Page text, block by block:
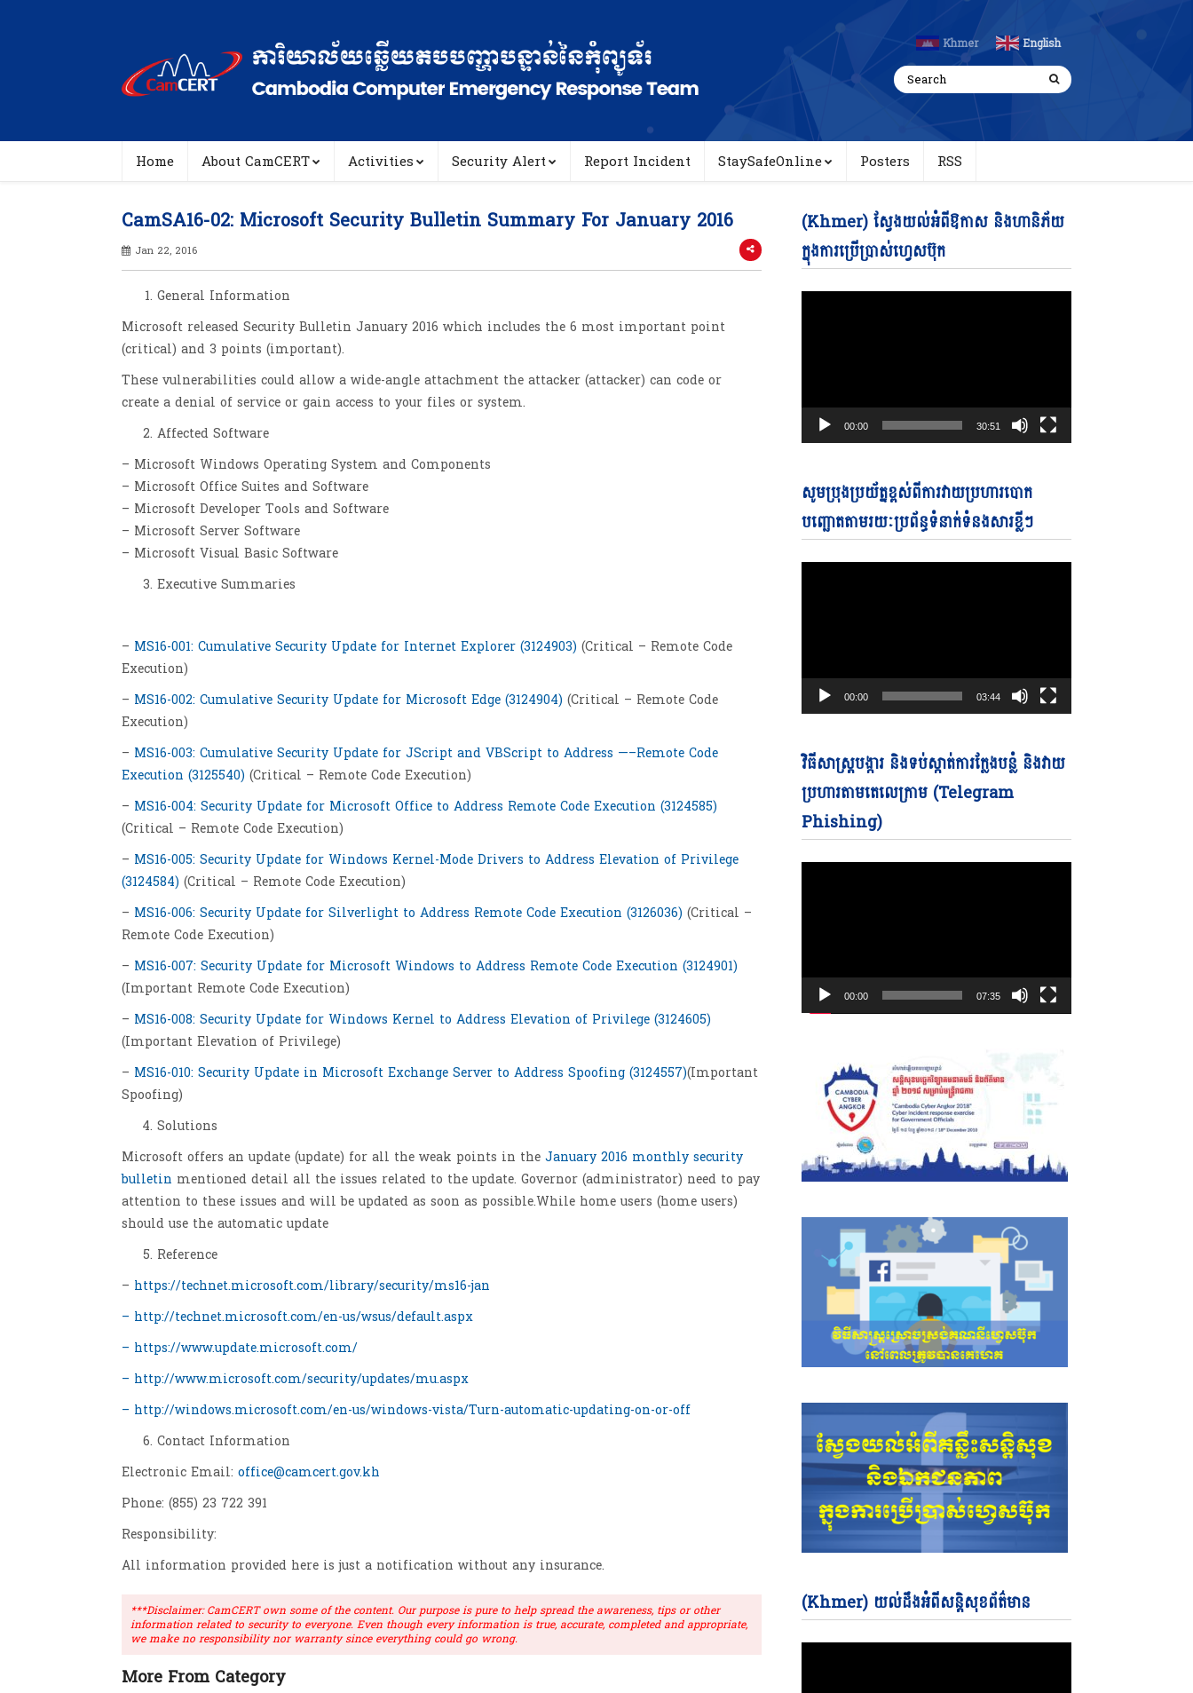
Khmer English
Home About CamCERT Activities Security Alert Report Incident StaySafeOnline Posters RSS
CamSA16-02: Microsoft Security Bulletin Summary For January 2016
Jan 22, 2016
General Information
Microsoft released Security Bulletin January 2016 which includes the 6 most important point
(critical) and 3 points (important).
These vulnerabilities could allow a wide-angle attachment the attacker (attacker) can code or
create a denial of service or gain access to your files or system.
Affected Software
– Microsoft Windows Operating System and Components
– Microsoft Office Suites and Software
– Microsoft Developer Tools and Software
– Microsoft Server Software
– Microsoft Visual Basic Software
Executive Summaries
– MS16-001: Cumulative Security Update for Internet Explorer (3124903) (Critical – Remote Code
Execution)
– MS16-002: Cumulative Security Update for Microsoft Edge (3124904) (Critical – Remote Code
Execution)
– MS16-003: Cumulative Security Update for JScript and VBScript to Address —–Remote Code
Execution (3125540) (Critical – Remote Code Execution)
– MS16-004: Security Update for Microsoft Office to Address Remote Code Execution (3124585)
(Critical – Remote Code Execution)
– MS16-005: Security Update for Windows Kernel-Mode Drivers to Address Elevation of Privilege
(3124584) (Critical – Remote Code Execution)
– MS16-006: Security Update for Silverlight to Address Remote Code Execution (3126036) (Critical –
Remote Code Execution)
– MS16-007: Security Update for Microsoft Windows to Address Remote Code Execution (3124901)
(Important Remote Code Execution)
– MS16-008: Security Update for Windows Kernel to Address Elevation of Privilege (3124605)
(Important Elevation of Privilege)
– MS16-010: Security Update in Microsoft Exchange Server to Address Spoofing (3124557)(Important
Spoofing)
Solutions
Microsoft offers an update (update) for all the weak points in the January 2016 monthly security
bulletin mentioned detail all the issues related to the update. Governor (administrator) need to pay
attention to these issues and will be updated as soon as possible.While home users (home users)
should use the automatic update
Reference
– https://technet.microsoft.com/library/security/ms16-jan
– http://technet.microsoft.com/en-us/wsus/default.aspx
– https://www.update.microsoft.com/
– http://www.microsoft.com/security/updates/mu.aspx
– http://windows.microsoft.com/en-us/windows-vista/Turn-automatic-updating-on-or-off
Contact Information
Electronic Email: office@camcert.gov.kh
Phone: (855) 23 722 391
Responsibility:
All information provided here is just a notification without any insurance.
***Disclaimer: CamCERT own some of the content. Our purpose is pure to help spread the awareness, tips or other
information related to security to everyone. Even though every information is true, accurate, completed and appropriate,
we make no responsibility nor warranty since everything could go wrong.
More From Category
(Khmer) ស្វែងយល់អំពីឱកាស និងហានិភ័យ
ក្នុងការប្រើប្រាស់ហ្វេសប៊ុក
00:00 30:51
សូមប្រុងប្រយ័ត្នខ្ពស់ពីការវាយប្រហារបោក
បញ្ឆោតតាមរយៈប្រព័ន្ធទំនាក់ទំនងសារខ្លីៗ
00:00 03:44
វិធីសាស្ត្របង្ការ និងទប់ស្កាត់ការក្លែងបន្លំ និងវាយ
ប្រហារតាមតេលេក្រាម (Telegram
Phishing)
00:00 07:35
(Khmer) យល់ដឹងអំពីសន្តិសុខព័ត៌មាន
Player